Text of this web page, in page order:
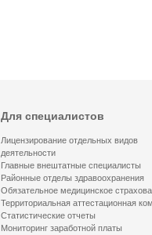
Для специалистов
Лицензирование отдельных видов
деятельности
Главные внештатные специалисты
Районные отделы здравоохранения
Обязательное медицинское
Территориальная аттестационная
Статистические отчеты
Мониторинг заработной платы